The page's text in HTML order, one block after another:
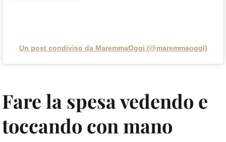
Un post condiviso da MaremmaOggi (@maremmaoggi)
Fare la spesa vedendo e
toccando con mano